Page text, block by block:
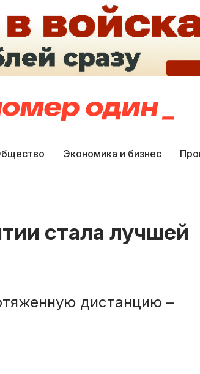
Экономика и бизнес
стала лучшей
дистанцию –